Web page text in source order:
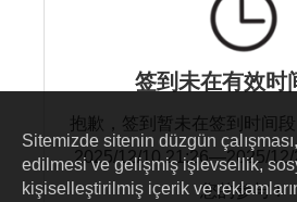
签到未在有效时
抱歉，签到暂未在签到时间
2025/12/10 21:26—2025/
您的参与！
Sitemizde sitenin düzgün
edilmesi ve gelişmiş işlevsellik,
kişiselleştirilmiş içerik ve